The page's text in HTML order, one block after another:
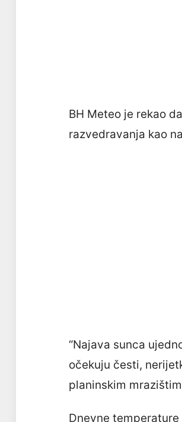
BH Meteo je rekao
razvedravanja kao
“Najava sunca
očekuju česti,
planinskim
Dnevne